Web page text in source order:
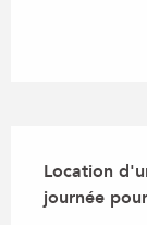
Location
journée